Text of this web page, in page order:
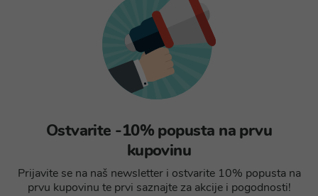
Ostvarite -10% popusta na prvu
kupovinu
Prijavite se na naš newsletter i ostvarite 10% popusta na
prvu kupovinu te prvi saznajte za akcije i pogodnosti!